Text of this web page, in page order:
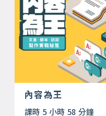
內容為王
課時 5 小時 58 分鐘